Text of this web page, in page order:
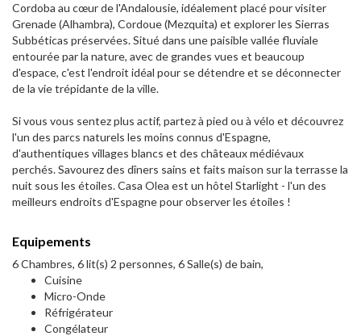
Cordoba au cœur de l'Andalousie, idéalement placé pour visiter
Grenade (Alhambra), Cordoue (Mezquita) et explorer les Sierras
Subbéticas préservées. Situé dans une paisible vallée fluviale
entourée par la nature, avec de grandes vues et beaucoup
d'espace, c'est l'endroit idéal pour se détendre et se déconnecter
de la vie trépidante de la ville.
Si vous vous sentez plus actif, partez à pied ou à vélo et découvrez
l'un des parcs naturels les moins connus d'Espagne,
d'authentiques villages blancs et des châteaux médiévaux
perchés. Savourez des dîners sains et faits maison sur la terrasse la
nuit sous les étoiles. Casa Olea est un hôtel Starlight - l'un des
meilleurs endroits d'Espagne pour observer les étoiles !
Equipements
6 Chambres, 6 lit(s) 2 personnes, 6 Salle(s) de bain,
Cuisine
Micro-Onde
Réfrigérateur
Congélateur